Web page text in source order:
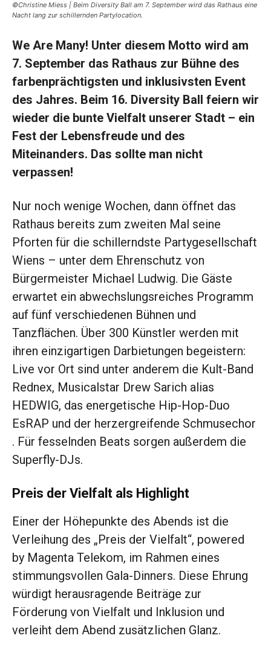
©Christine Miess | Beim Diversity Ball am 7. September wird das Rathaus eine
Nacht lang zur schillernden Partylocation.
We Are Many! Unter diesem Motto wird am
7. September das Rathaus zur Bühne des
farbenprächtigsten und inklusivsten Event
des Jahres. Beim 16. Diversity Ball feiern wir
wieder die bunte Vielfalt unserer Stadt – ein
Fest der Lebensfreude und des
Miteinanders. Das sollte man nicht
verpassen!
Nur noch wenige Wochen, dann öffnet das
Rathaus bereits zum zweiten Mal seine
Pforten für die schillerndste Partygesellschaft
Wiens – unter dem Ehrenschutz von
Bürgermeister Michael Ludwig. Die Gäste
erwartet ein abwechslungsreiches Programm
auf fünf verschiedenen Bühnen und
Tanzflächen. Über 300 Künstler werden mit
ihren einzigartigen Darbietungen begeistern:
Live vor Ort sind unter anderem die Kult-Band
Rednex, Musicalstar Drew Sarich alias
HEDWIG, das energetische Hip-Hop-Duo
EsRAP und der herzergreifende Schmusechor
. Für fesselnden Beats sorgen außerdem die
Superfly-DJs.
Preis der Vielfalt als Highlight
Einer der Höhepunkte des Abends ist die
Verleihung des „Preis der Vielfalt“, powered
by Magenta Telekom, im Rahmen eines
stimmungsvollen Gala-Dinners. Diese Ehrung
würdigt herausragende Beiträge zur
Förderung von Vielfalt und Inklusion und
verleiht dem Abend zusätzlichen Glanz.